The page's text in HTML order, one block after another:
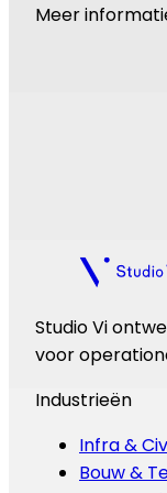
Meer
Studio Vi
voor
Industrieën
Infra &
Bouw &